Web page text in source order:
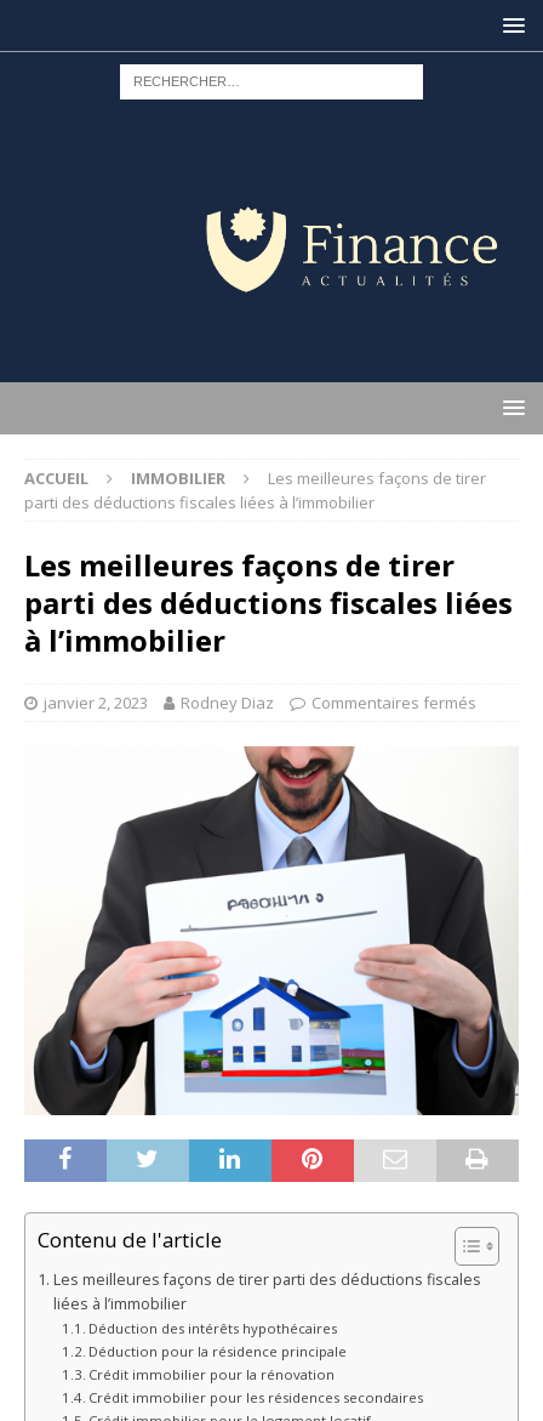
ACCUEIL IMMOBILIER
Les meilleures façons de tirer
parti des déductions fiscales liées à l’immobilier
Les meilleures façons de tirer
parti des déductions fiscales liées
à l’immobilier
janvier 2, 2023 Rodney Diaz Commentaires fermés
Contenu de l'article
Les meilleures façons de tirer parti des déductions fiscales
liées à l’immobilier
Déduction des intérêts hypothécaires
Déduction pour la résidence principale
Crédit immobilier pour la rénovation
Crédit immobilier pour les résidences secondaires